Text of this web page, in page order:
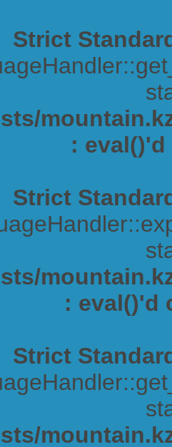
Strict
:
Strict
: eval()'d
Strict